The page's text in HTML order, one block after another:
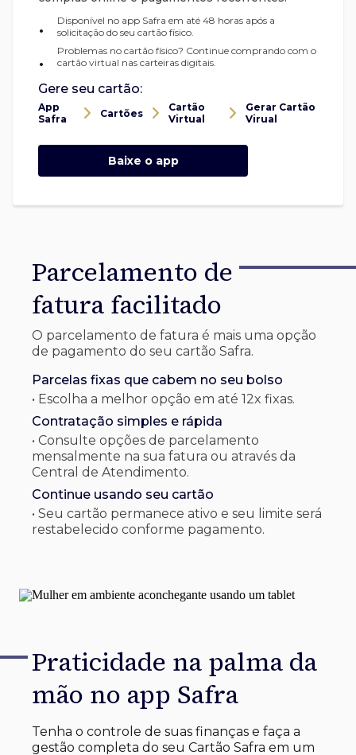
•
Disponível no app Safra em até 48 horas após a
solicitação do seu cartão físico.
•
Problemas no cartão físico? Continue comprando com o
cartão virtual nas carteiras digitais.
Gere seu cartão:
App
Safra
Cartões
Cartão
Virtual
Gerar Cartão
Virual
Baixe o app
Parcelamento de
fatura facilitado
O parcelamento de fatura é mais uma opção
de pagamento do seu cartão Safra.
Parcelas fixas que cabem no seu bolso
• Escolha a melhor opção em até 12x fixas.
Contratação simples e rápida
• Consulte opções de parcelamento
mensalmente na sua fatura ou através da
Central de Atendimento.
Continue usando seu cartão
• Seu cartão permanece ativo e seu limite será
restabelecido conforme pagamento.
Praticidade na palma da
mão no app Safra
Tenha o controle de suas finanças e faça a
gestão completa do seu Cartão Safra em um